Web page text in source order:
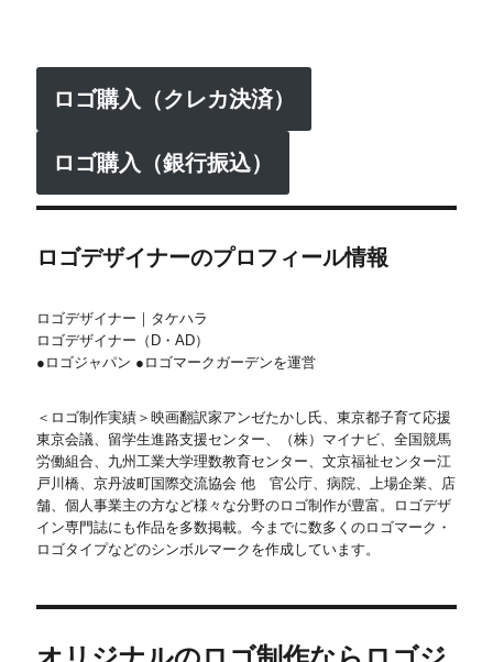
ロゴ購入（クレカ決済）
ロゴ購入（銀行振込）
ロゴデザイナーのプロフィール情報
ロゴデザイナー｜タケハラ
ロゴデザイナー（D・AD）
●ロゴジャパン ●ロゴマークガーデンを運営
＜ロゴ制作実績＞映画翻訳家アンゼたかし氏、東京都子育て応援
東京会議、留学生進路支援センター、（株）マイナビ、全国競馬
労働組合、九州工業大学理数教育センター、文京福祉センター江
戸川橋、京丹波町国際交流協会 他 官公庁、病院、上場企業、店
舗、個人事業主の方など様々な分野のロゴ制作が豊富。ロゴデザ
イン専門誌にも作品を多数掲載。今までに数多くのロゴマーク・
ロゴタイプなどのシンボルマークを作成しています。